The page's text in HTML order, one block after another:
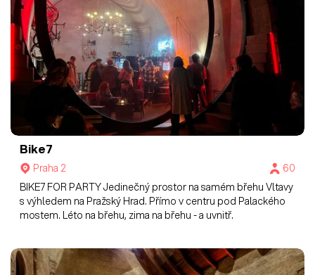
Bike7
Praha 2
60
BIKE7 FOR PARTY Jedinečný prostor na samém břehu Vltavy
s výhledem na Pražský Hrad. Přímo v centru pod Palackého
mostem. Léto na břehu, zima na břehu - a uvnitř.